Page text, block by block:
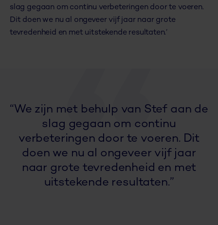
slag gegaan om continu verbeteringen door te voeren.
Dit doen we nu al ongeveer vijf jaar naar grote
tevredenheid en met uitstekende resultaten.’
“We zijn met behulp van Stef aan de
slag gegaan om continu
verbeteringen door te voeren. Dit
doen we nu al ongeveer vijf jaar
naar grote tevredenheid en met
uitstekende resultaten.”